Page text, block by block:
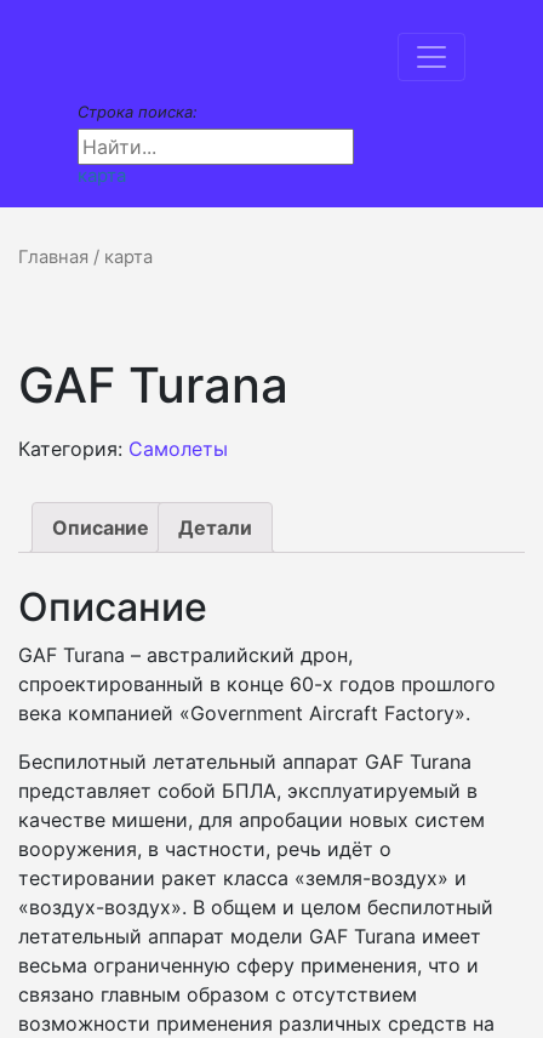
Строка поиска:
карта
Главная / карта
GAF Turana
Категория: Самолеты
Описание Детали
Описание
GAF Turana – австралийский дрон,
спроектированный в конце 60-х годов прошлого
века компанией «Government Aircraft Factory».
Беспилотный летательный аппарат GAF Turana
представляет собой БПЛА, эксплуатируемый в
качестве мишени, для апробации новых систем
вооружения, в частности, речь идёт о
тестировании ракет класса «земля-воздух» и
«воздух-воздух». В общем и целом беспилотный
летательный аппарат модели GAF Turana имеет
весьма ограниченную сферу применения, что и
связано главным образом с отсутствием
возможности применения различных средств на